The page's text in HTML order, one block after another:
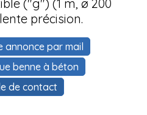
("g") (1 m, ø 200
précision.
de contact
annonce par mail
benne à béton